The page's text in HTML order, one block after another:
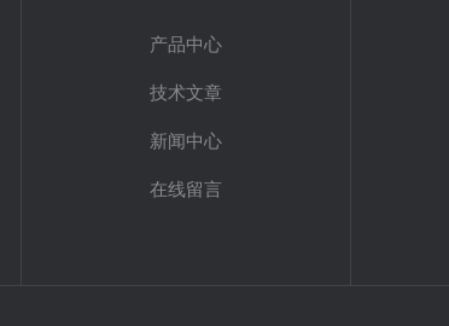
产品中心
技术文章
新闻中心
在线留言